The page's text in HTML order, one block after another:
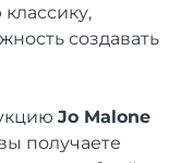
создавать
Jo Malone
получаете